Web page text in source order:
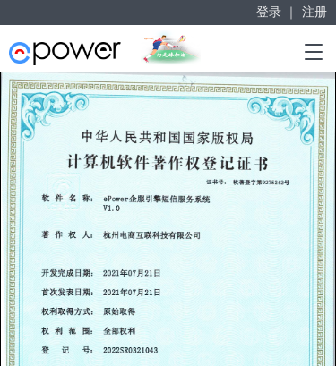
T
o
g
g
l
e
n
a
v
g
a
o
n
赋能“大众创业”
掘金万亿企业服务市场！
登录 ｜ 注册